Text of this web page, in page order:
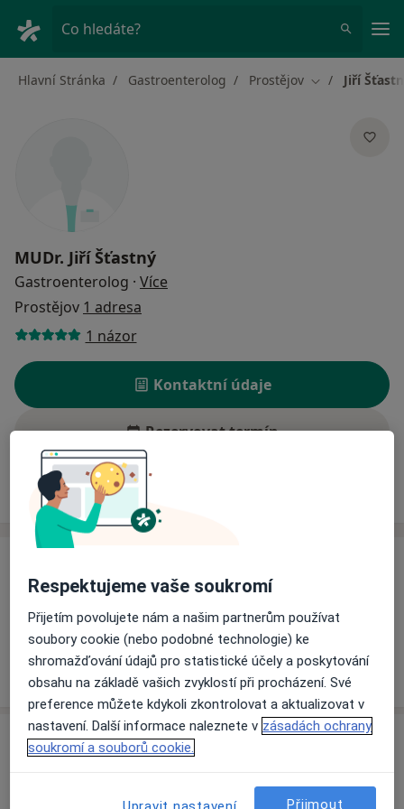
Co hledáte?
Hlavní Stránka Gastroenterolog Prostějov Změna města
Jiří
MUDr. Jiří Šťastný
Gastroenterolog · Více
Prostějov 1 adresa
1 názor
Kontaktní údaje
Rezervovat termín
Ceník
Informace o službách a cenách nejsou k dispozici
Tento specialista ještě nepřidával žádné informace o
svých službách.
Adresa
Mathonova 291/1, Prostějov796 04
Respektujeme vaše soukromí
Přijetím povolujete nám a našim partnerům používat
soubory cookie (nebo podobné technologie) ke
shromažďování údajů pro statistické účely a poskytování
obsahu na základě vašich zvyklostí při procházení. Své
preference můžete kdykoli zkontrolovat a aktualizovat v
nastavení. Další informace naleznete v zásadách ochrany
soukromí a souborů cookie.
Přijmout